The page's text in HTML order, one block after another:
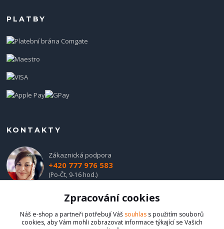
PLATBY
KONTAKTY
Zákaznická podpora
+420 777 976 583
(Po-Čt, 9-16 hod.)
obchod@hadladla.cz
Zpracování cookies
Náš e-shop a partneři potřebují Váš souhlas s použitím souborů
cookies, aby Vám mohli zobrazovat informace týkající se Vašich